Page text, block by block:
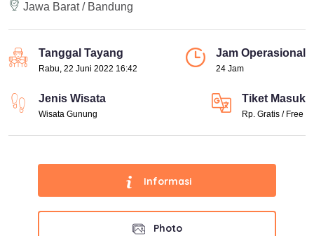
Jawa Barat / Bandung
Tanggal Tayang
Rabu, 22 Juni 2022 16:42
Jam Operasional
24 Jam
Jenis Wisata
Wisata Gunung
Tiket Masuk
Rp. Gratis / Free
Informasi
Photo